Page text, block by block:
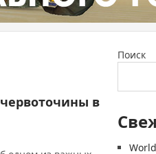
червоточины в
Поиск